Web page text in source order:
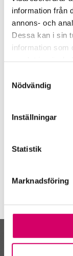
information från
annons- och
Dessa kan i sin
information som
Nödvändig
Inställningar
Statistik
Marknadsföring
företagande
Våra
Tidningen
Öppet brev till